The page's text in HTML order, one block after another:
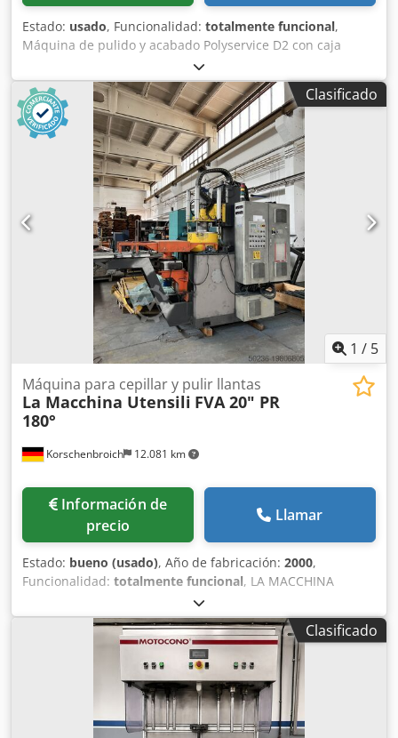
Estado: usado, Funcionalidad: totalmente funcional,
Máquina de pulido y acabado Polyservice D2 con caja
insonorizada y unidad de control remota. Dksdpfozrpkmsx
Aiver
Clasificado
1 / 5
Korschenbroich 12.081 km
Máquina para cepillar y pulir llantas
La Macchina Utensili FVA 20" PR
180°
Información de
precio
Llamar
Estado: bueno (usado), Año de fabricación: 2000,
Funcionalidad: totalmente funcional, LA MACCHINA
UTENSILE s.r.l. – FVA 20" PR 180° Máquina automática de
cepillado de llantas / Rim Brushing Machine para el
mecanizado y el desbarbado de llantas de aluminio. Datos
técnicos Fabricante: LA MACCHINA UTENSILE s.r.l. (Italia)
Modelo: FVA 20" PR 180° Número de serie: 2100 Año de
fabricación: 01/2003 Peso de la máquina: 3.000 kg Tensión
de red: 400 V Frecuencia: 50 Hz Potencia de conexión: 19
kW Corriente nominal: 40 A Presión de funcionamiento
Clasificado